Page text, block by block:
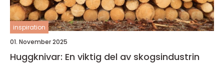
inspiration
01. November 2025
Huggknivar: En viktig del av skogsindustrin